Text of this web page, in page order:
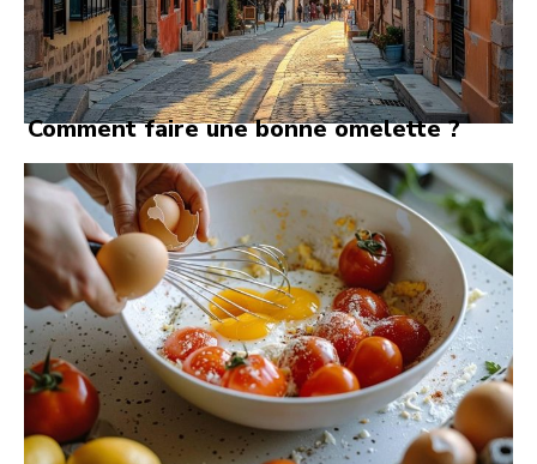
Comment faire une bonne omelette ?